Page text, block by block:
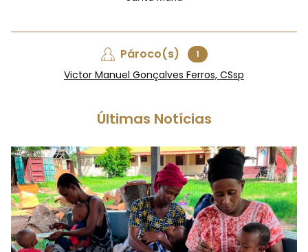
Pároco(s) 1
Victor Manuel Gonçalves Ferros, CSsp
Últimas Notícias